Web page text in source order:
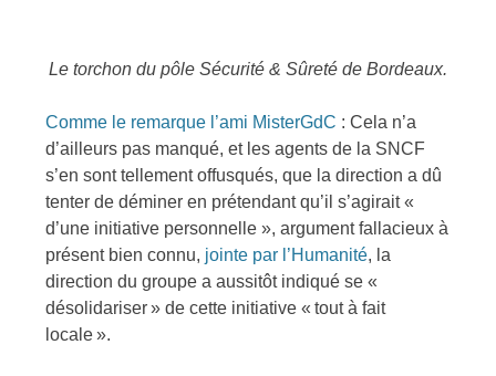
Le torchon du pôle Sécurité & Sûreté de Bordeaux.
Comme le remarque l’ami MisterGdC : Cela n’a
d’ailleurs pas manqué, et les agents de la SNCF
s’en sont tellement offusqués, que la direction a dû
tenter de déminer en prétendant qu’il s’agirait «
d’une initiative personnelle », argument fallacieux à
présent bien connu, jointe par l’Humanité, la
direction du groupe a aussitôt indiqué se «
désolidariser » de cette initiative « tout à fait
locale ».